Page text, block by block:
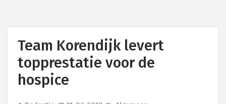
Team Korendijk levert
topprestatie voor de
hospice